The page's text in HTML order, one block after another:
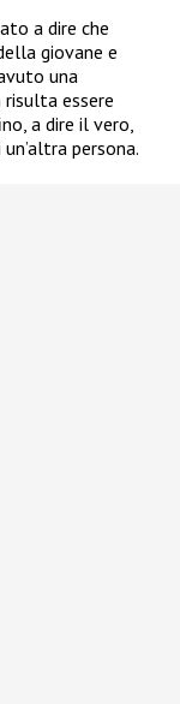
a dire che
giovane e
una
risulta essere
a dire il vero,
persona.